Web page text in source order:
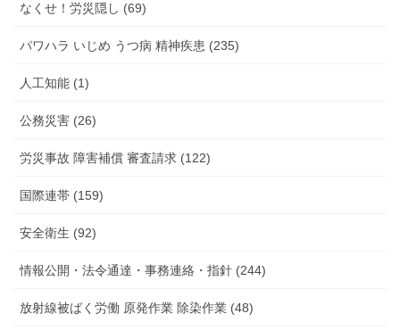
なくせ！労災隠し (69)
パワハラ いじめ うつ病 精神疾患 (235)
人工知能 (1)
公務災害 (26)
労災事故 障害補償 審査請求 (122)
国際連帯 (159)
安全衛生 (92)
情報公開・法令通達・事務連絡・指針 (244)
放射線被ばく労働 原発作業 除染作業 (48)